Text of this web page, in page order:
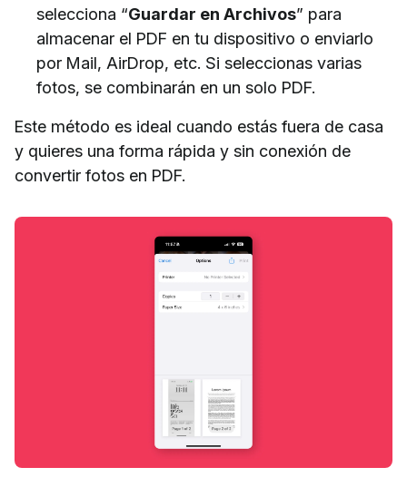
selecciona “Guardar en Archivos” para
almacenar el PDF en tu dispositivo o enviarlo
por Mail, AirDrop, etc. Si seleccionas varias
fotos, se combinarán en un solo PDF.
Este método es ideal cuando estás fuera de casa
y quieres una forma rápida y sin conexión de
convertir fotos en PDF.